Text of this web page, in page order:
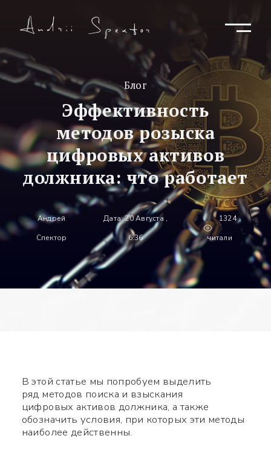
Блог
Эффективность
методов розыска
цифровых активов
должника: что работает
Андрей
Спектор
Дата: 20 Августа ,
6:36
1324
читали
В этой статье мы попробуем выделить
ряд методов поиска и взыскания
цифровых активов должника, а также
обозначить условия, при которых эти методы
наиболее действенны.